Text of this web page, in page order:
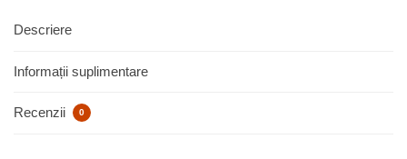
Descriere
Informații suplimentare
Recenzii 0